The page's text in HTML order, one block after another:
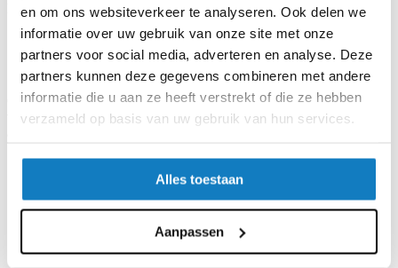
en om ons websiteverkeer te analyseren. Ook delen we
informatie over uw gebruik van onze site met onze
partners voor social media, adverteren en analyse. Deze
partners kunnen deze gegevens combineren met andere
informatie die u aan ze heeft verstrekt of die ze hebben
verzameld op basis van uw gebruik van hun services.
Alles toestaan
Aanpassen
Er zijn twee verschillende versies beschikbaar:
Met pluggable contacten voor eenvoudig onderhoud en
uitwisseling
Met schroefklemmen
Om warmte effectief weg te kunnen halen is de behuizing voorzien
van ventilatiesleuven. Er zijn ook gesloten versies beschikbaar op
Twee breedtes: 22,5 en 45 mm
Met pluggable klemmen of schroefklemmen
Eenvoudige installatie op DIN-rails volgens DIN EN 50
022
Eenvoudige montage van de behuizing
Transparant deksel met de mogelijkheid voor stickers
Speciale kleuren en versies op aanvraag